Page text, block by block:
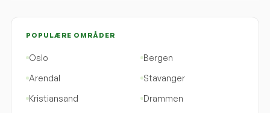
POPULÆRE OMRÅDER
Oslo
Bergen
Arendal
Stavanger
Kristiansand
Drammen